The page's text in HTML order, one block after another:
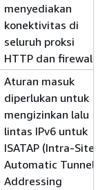
menyediakan
konektivitas di
seluruh proksi
HTTP dan firewall.
Aturan masuk
diperlukan untuk
mengizinkan lalu
lintas IPv6 untuk
ISATAP (Intra-Site
Automatic Tunnel
Addressing